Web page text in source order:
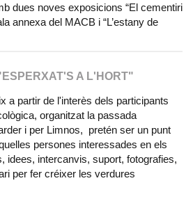
dues noves exposicions “El cementiri
annexa del MACB i “L’estany de
A L'HORT"
a partir de l'interès dels participants
organitzat la passada
i per Limnos, pretén ser un punt
persones interessades en els
idees, intercanvis, suport, fotografies,
per fer créixer les verdures